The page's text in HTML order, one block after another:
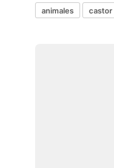
animales castor